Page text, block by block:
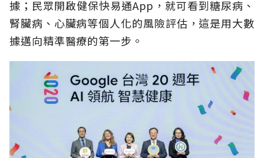
據；民眾開啟健保快易通App，就可看到糖尿病、
腎臟病、心臟病等個人化的風險評估，這是用大數
據邁向精準醫療的第一步。